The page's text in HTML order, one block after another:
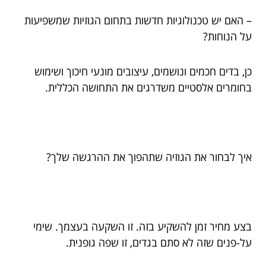
– האם יש טכנולוגיות חדשות בתחום הגוזיות שמשפיעות
על הנוחות?
כן, בדים חכמים ונושמים, עיצובים מונעי חיכוך ושימוש
בחומרים אלסטיים משדרגים את התחושה הכללית.
איך לבחור את הגוזיה שתהפוך את ההרגשה שלך?
בצע מחיר זמן להשקיע בזה. זו השקעה בעצמך. שימי
על-פנים שזה לא סתם בגדים, זו שפה גופנית.